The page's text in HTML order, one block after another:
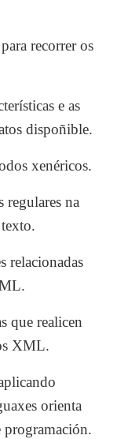
recorrer os
e as
dispoñible.
xenéricos.
na
relacionadas
que realicen
XML.
orienta
programación.